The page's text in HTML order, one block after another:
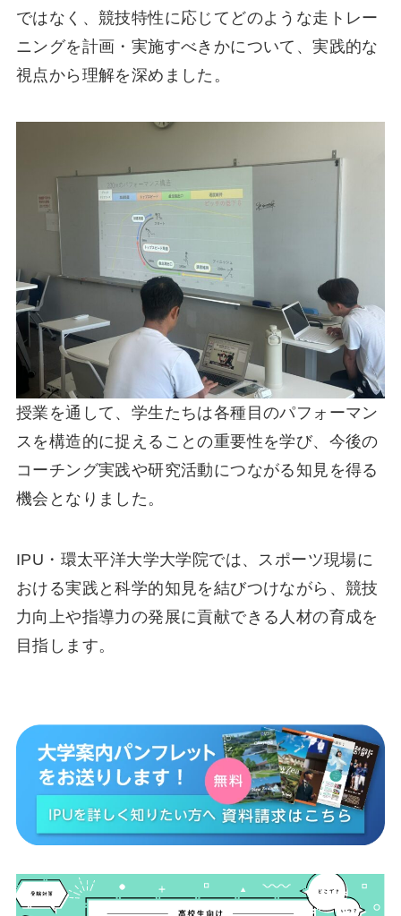
ではなく、競技特性に応じてどのような走トレー
ニングを計画・実施すべきかについて、実践的な
視点から理解を深めました。
授業を通して、学生たちは各種目のパフォーマン
スを構造的に捉えることの重要性を学び、今後の
コーチング実践や研究活動につながる知見を得る
機会となりました。
IPU・環太平洋大学大学院では、スポーツ現場に
おける実践と科学的知見を結びつけながら、競技
力向上や指導力の発展に貢献できる人材の育成を
目指します。